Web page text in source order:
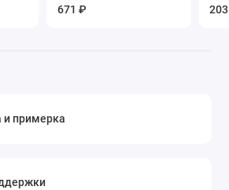
671 ₽
и примерка